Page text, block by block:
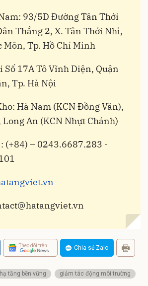
93/5D Đường Tân Thới
Thắng 2, X. Tân Thới Nhì,
Môn, Tp. Hồ Chí Minh
Số 17A Tô Vĩnh Diện, Quận
Tp. Hà Nội
Hà Nam (KCN Đồng Văn),
An (KCN Nhựt Chánh)
(+84) – 0243.6687.283 -
Theo dõi trên Chia sẻ Zalo
hạ tầng bền vững giảm tác động môi trường